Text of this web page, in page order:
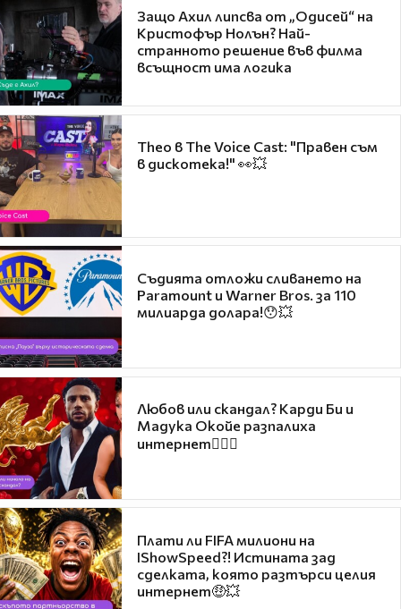
Защо Ахил липсва от „Одисей“ на
Кристофър Нолън? Най-
странното решение във филма
всъщност има логика
Theo в The Voice Cast: "Правен съм
в дискотека!" 👀💥
Съдията отложи сливането на
Paramount и Warner Bros. за 110
милиарда долара!😯💥
Любов или скандал? Карди Би и
Мадука Окойе разпалиха
интернет❤️‍🔥🔥
Плати ли FIFA милиони на
IShowSpeed?! Истината зад
сделката, която разтърси целия
интернет🤑💥